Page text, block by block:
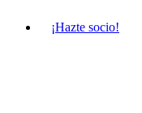
¡Hazte socio!